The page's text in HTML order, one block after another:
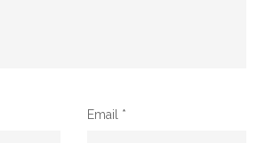
Email *